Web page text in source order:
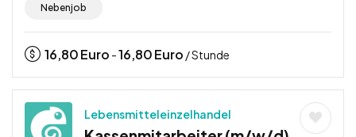
Nebenjob
16,80Euro -16,80Euro / Stunde
Lebensmitteleinzelhandel